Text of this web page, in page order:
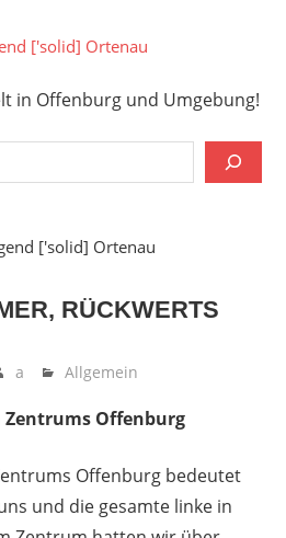
in Offenburg und Umgebung!
RÜCKWERTS
a Allgemein
Zentrums Offenburg
Offenburg bedeutet
und die gesamte linke in